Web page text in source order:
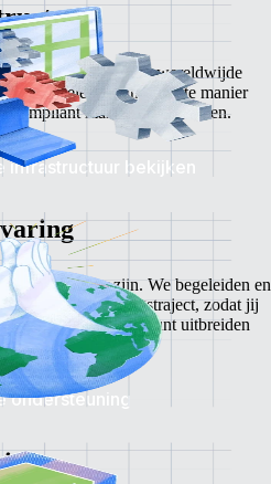
over de wereld is de wereldwijde
flexibele en transparante manier
compliant manier uit te breiden.
infrastructuur bekijken
zijn. We begeleiden en
wervingstraject, zodat jij
en je bedrijf kunt uitbreiden
wereld.
ondersteuning